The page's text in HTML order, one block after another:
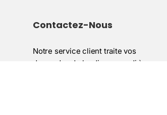
Contactez-Nous
Notre service client traite vos
demandes du lundi au samedi à